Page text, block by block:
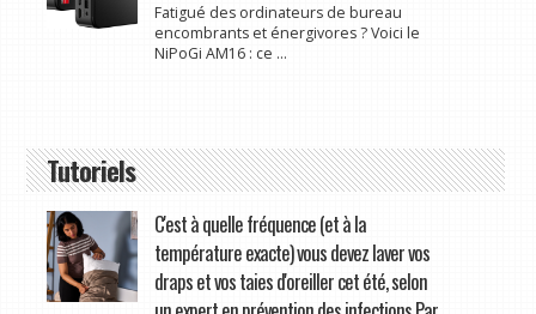
Fatigué des ordinateurs de bureau
encombrants et énergivores ? Voici le
NiPoGi AM16 : ce ...
Tutoriels
C'est à quelle fréquence (et à la
température exacte) vous devez laver vos
draps et vos taies d'oreiller cet été, selon